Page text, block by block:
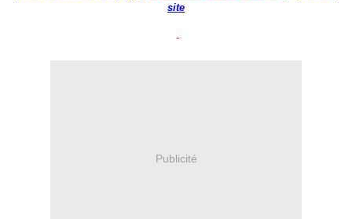
site
-
Publicité